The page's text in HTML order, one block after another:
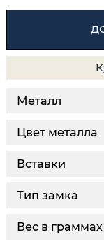
Металл
Цвет металла
Вставки
Тип замка
Вес в граммах